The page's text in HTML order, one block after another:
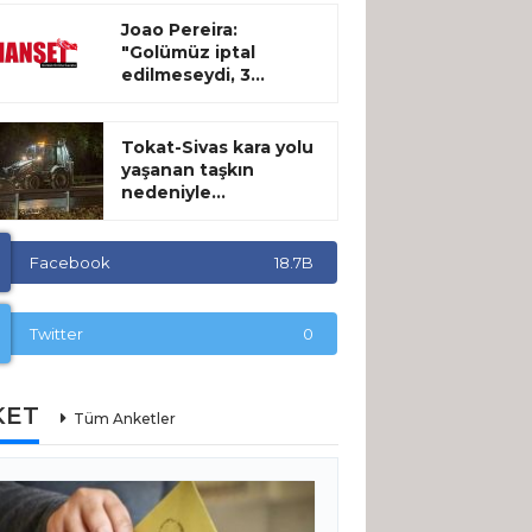
Joao Pereira:
"Golümüz iptal
edilmeseydi, 3...
Tokat-Sivas kara yolu
yaşanan taşkın
nedeniyle...
Facebook 18.7B
Twitter 0
Tüm Anketler